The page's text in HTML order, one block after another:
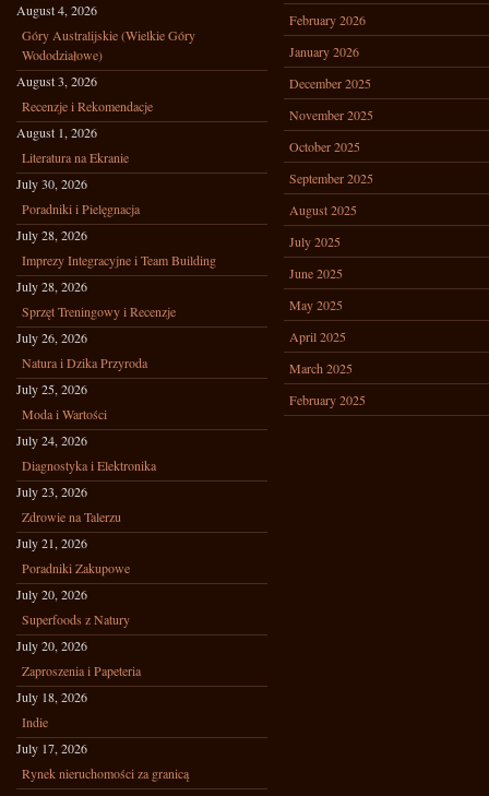
August 4, 2026
Góry Australijskie (Wielkie Góry
Wododziałowe)
August 3, 2026
Recenzje i Rekomendacje
August 1, 2026
Literatura na Ekranie
July 30, 2026
Poradniki i Pielęgnacja
July 28, 2026
Imprezy Integracyjne i Team Building
July 28, 2026
Sprzęt Treningowy i Recenzje
July 26, 2026
Natura i Dzika Przyroda
July 25, 2026
Moda i Wartości
July 24, 2026
Diagnostyka i Elektronika
July 23, 2026
Zdrowie na Talerzu
July 21, 2026
Poradniki Zakupowe
July 20, 2026
Superfoods z Natury
July 20, 2026
Zaproszenia i Papeteria
July 18, 2026
Indie
July 17, 2026
Rynek nieruchomości za granicą
February 2026
January 2026
December 2025
November 2025
October 2025
September 2025
August 2025
July 2025
June 2025
May 2025
April 2025
March 2025
February 2025